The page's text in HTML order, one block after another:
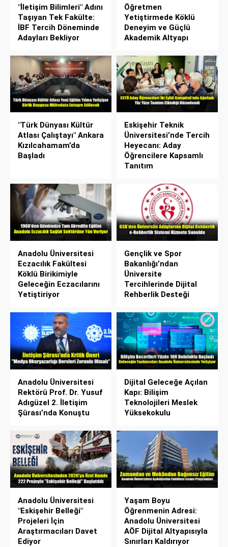
"İletişim Bilimleri" Adını
Taşıyan Tek Fakülte:
İBF Tercih Döneminde
Adayları Bekliyor
Öğretmen
Yetiştirmede Köklü
Deneyim ve Güçlü
Akademik Altyapı
"Türk Dünyası Kültür
Atlası Çalıştayı" Ankara
Kızılcahamam’da
Başladı
Eskişehir Teknik
Üniversitesi’nde Tercih
Heyecanı: Aday
Öğrencilere Kapsamlı
Tanıtım
Anadolu Üniversitesi
Eczacılık Fakültesi
Köklü Birikimiyle
Geleceğin Eczacılarını
Yetiştiriyor
Gençlik ve Spor
Bakanlığı’ndan
Üniversite
Tercihlerinde Dijital
Rehberlik Desteği
Anadolu Üniversitesi
Rektörü Prof. Dr. Yusuf
Adıgüzel 2. İletişim
Şûrası’nda Konuştu
Dijital Geleceğe Açılan
Kapı: Bilişim
Teknolojileri Meslek
Yüksekokulu
Anadolu Üniversitesi
"Eskişehir Belleği"
Projeleri İçin
Araştırmacıları Davet
Ediyor
Yaşam Boyu
Öğrenmenin Adresi:
Anadolu Üniversitesi
AÖF Dijital Altyapısıyla
Sınırları Kaldırıyor